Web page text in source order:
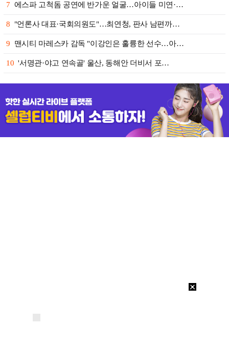
7 에스파 고척돔 공연에 반가운 얼굴…아이들 미연·…
8 "언론사 대표·국회의원도"…최연청, 판사 남편까…
9 맨시티 마레스카 감독 "이강인은 훌륭한 선수…아…
10 '서명관·야고 연속골' 울산, 동해안 더비서 포…